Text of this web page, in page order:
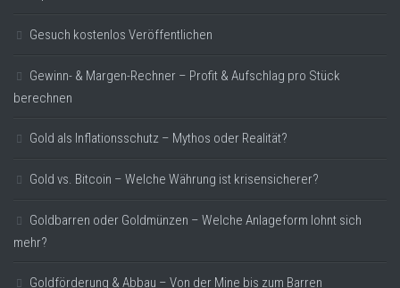
Gesuch kostenlos Veröffentlichen
Gewinn- & Margen-Rechner – Profit & Aufschlag pro Stück
berechnen
Gold als Inflationsschutz – Mythos oder Realität?
Gold vs. Bitcoin – Welche Währung ist krisensicherer?
Goldbarren oder Goldmünzen – Welche Anlageform lohnt sich
mehr?
Goldförderung & Abbau – Von der Mine bis zum Barren